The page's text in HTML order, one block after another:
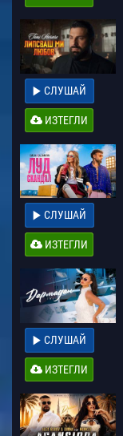
СЛУШАЙ
ИЗТЕГЛИ
СЛУШАЙ
ИЗТЕГЛИ
СЛУШАЙ
ИЗТЕГЛИ